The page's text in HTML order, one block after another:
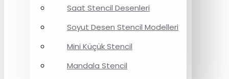
Saat Stencil Desenleri
Soyut Desen Stencil Modelleri
Mini Küçük Stencil
Mandala Stencil